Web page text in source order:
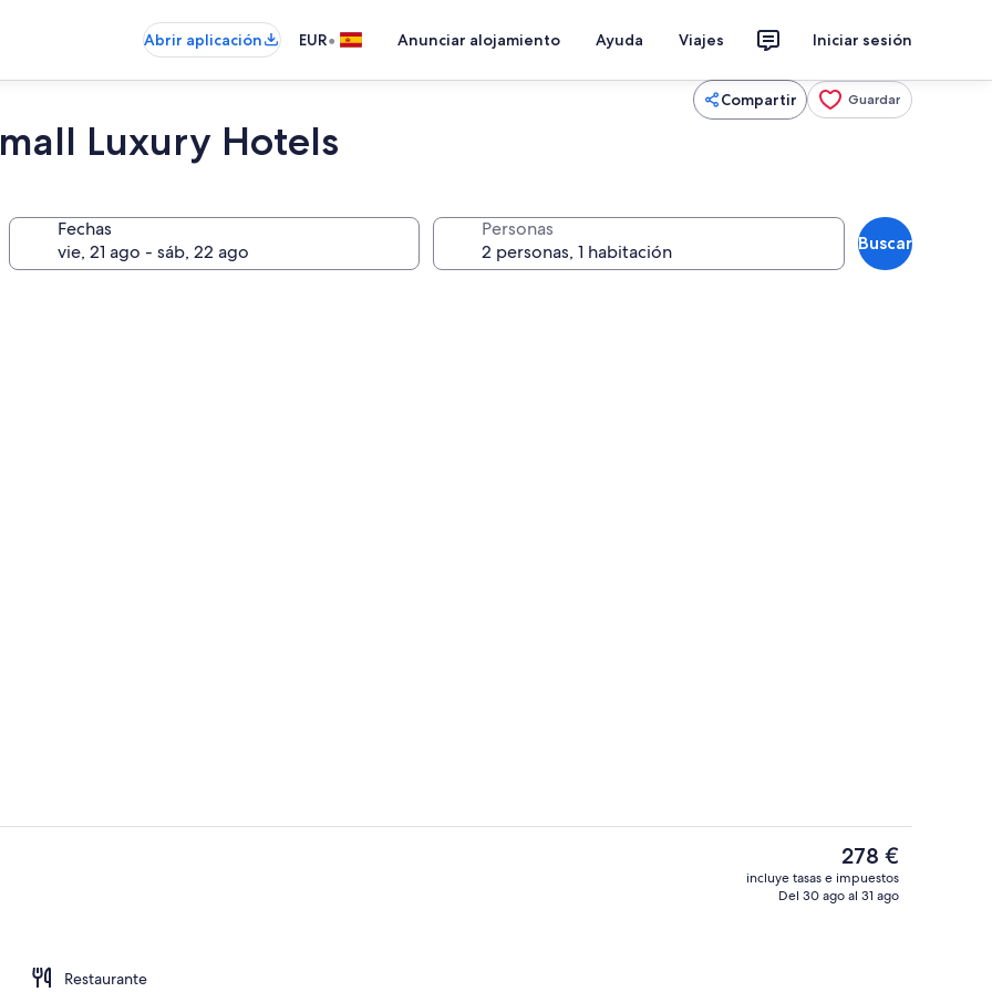
Abrir aplicación EUR• Anunciar alojamiento Ayuda Viajes Iniciar sesión
Compartir Guardar
Luxury Hotels
Fechas Personas
Buscar
Restaurante
El
precio
actual
278 €
incluye tasas e impuestos
Del 30 ago al 31 ago